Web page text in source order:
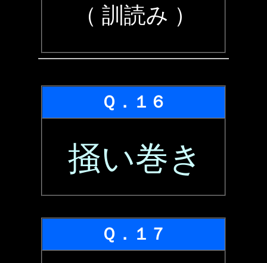
（ 訓読み ）
Ｑ．１６
掻い巻き
Ｑ．１７